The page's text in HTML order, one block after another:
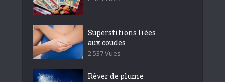
Superstitions liées
aux coudes
2 537 Vues
Rêver de plume